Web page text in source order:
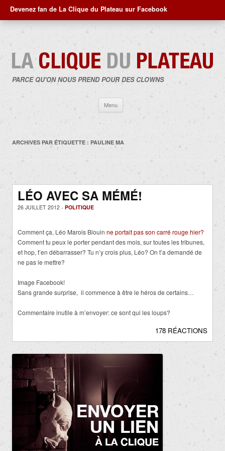
Devenez fan de La Clique du Plateau sur Facebook
PARCE QU'ON NOUS PREND POUR DES CLOWNS
Menu
contenu
ARCHIVES PAR ÉTIQUETTE : PAULINE MA
LÉO AVEC SA MÉMÉ!
26 JUILLET 2012 - POLITIQUE
Comment ça, Léo Marois Blouin ne portait pas son carré rouge hier?
Comment tu peux le porter pendant des mois, sur toutes les tribunes,
et hop, t’en débarrasser? Tu n’y crois plus, Léo? On t’a demandé de
ne pas le mettre?
Image Facebook!
Sans grande surprise, il commence à être le héros de certains…
Commentaire inutile à m’envoyer: ce sont qui les loups?
178 RÉACTIONS